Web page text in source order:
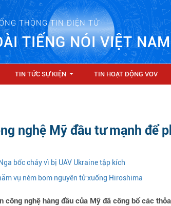
THÔNG TIN ĐIỆN TỬ
TIẾNG NÓI VIỆT NAM
TIN TỨC SỰ KIỆN TIN HOẠT ĐỘNG VOV
nghệ Mỹ đầu tư mạnh để
bốc cháy vì bị UAV Ukraine tập kích
vụ ném bom nguyên tử xuống Hiroshima
công nghệ hàng đầu của Mỹ đã công bố các